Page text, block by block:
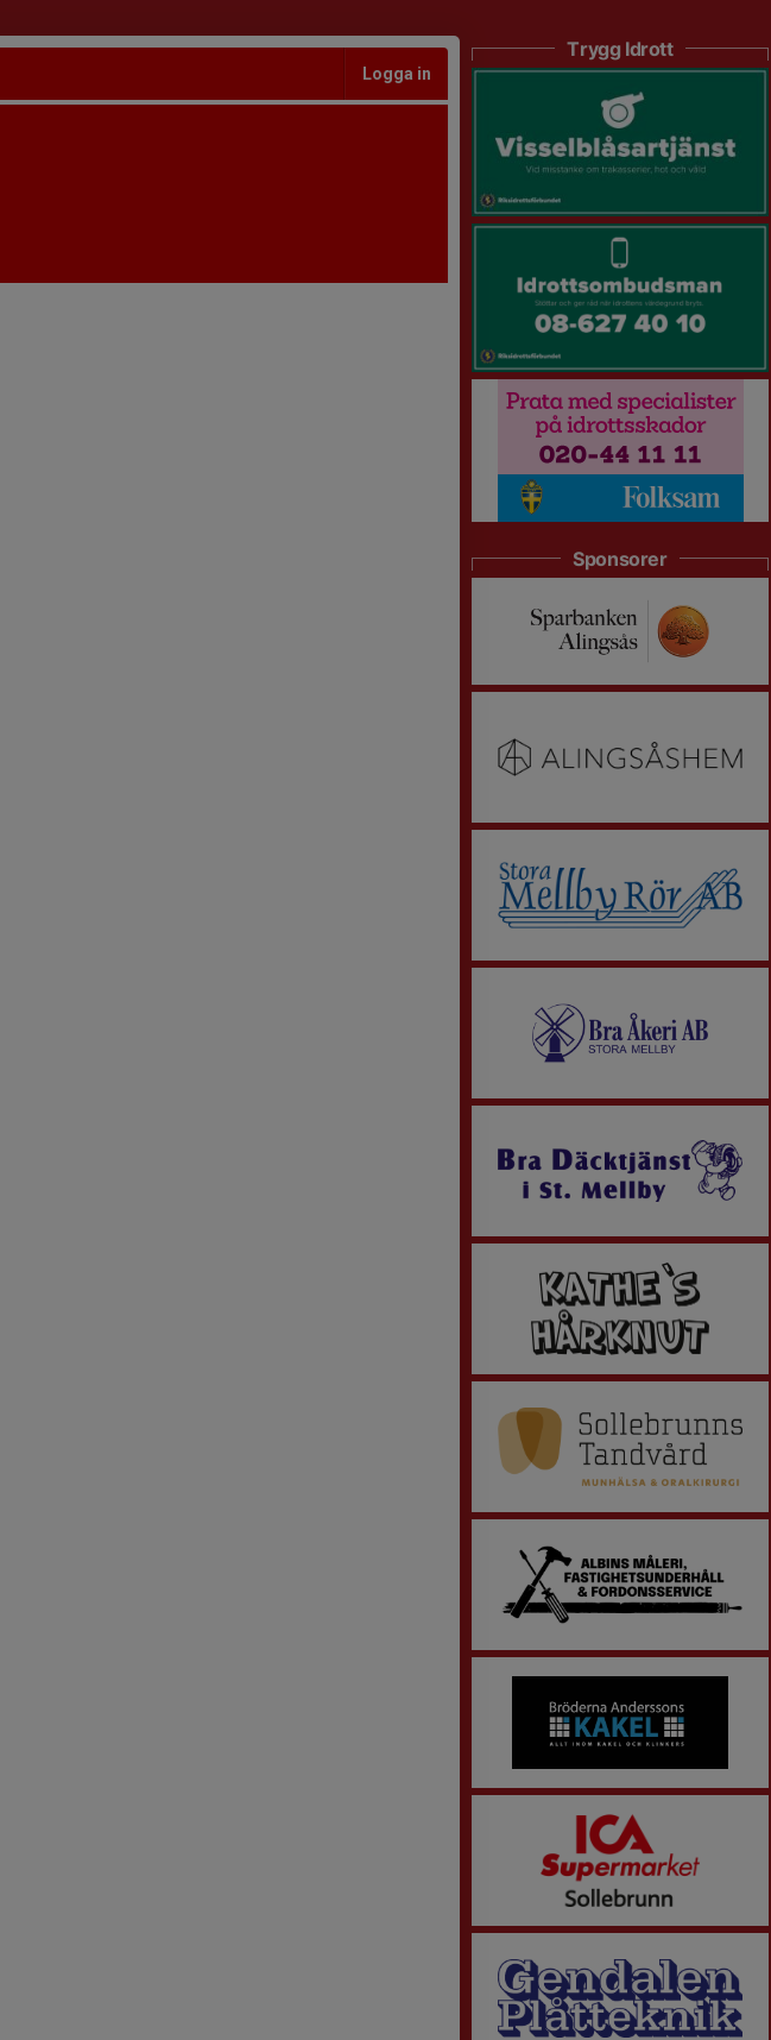
Logga in
Trygg Idrott
Sponsorer